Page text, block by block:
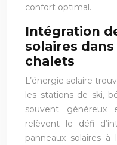
confort optimal.
Intégration
solaires
chalets
L’énergie solaire
les stations de ski,
souvent généreux
relèvent le défi
panneaux solaires à